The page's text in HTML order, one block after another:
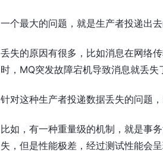
一个最大的问题，就是生产者投递出去
丢失的原因有很多，比如消息在网络
时，MQ突发故障宕机导致消息就丢失
针对这种生产者投递数据丢失的问题
比如，有一种重量级的机制，就是事
失，但是性能极差，经过测试性能会呈